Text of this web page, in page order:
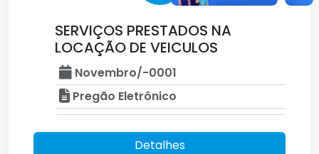
SERVIÇOS PRESTADOS NA
LOCAÇÃO DE VEICULOS
Novembro/-0001
Pregão Eletrônico
Detalhes